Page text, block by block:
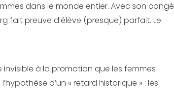
dans le monde entier. Avec son congé
fait preuve d’élève (presque) parfait. Le
à la promotion que les femmes
d’un « retard historique » : les